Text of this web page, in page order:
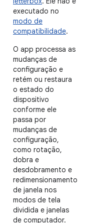
executado no
modo de
compatibilidade.
O app processa as
mudanças de
configuração e
retém ou restaura
o estado do
dispositivo
conforme ele
passa por
mudanças de
configuração,
como rotação,
dobra e
desdobramento e
redimensionamento
de janela nos
modos de tela
dividida e janelas
de computador.